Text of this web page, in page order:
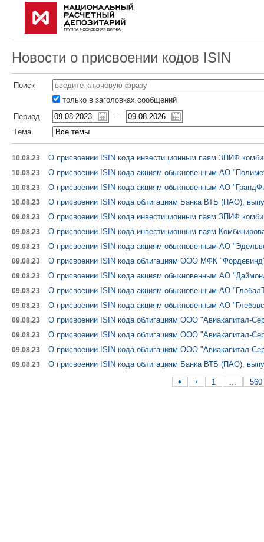
Новости о присвоении кодов ISIN
Поиск
только в заголовках сообщений
Период
—
Тема
10.08.23 О присвоении ISIN кода инвестиционным паям ЗПИФ
10.08.23 О присвоении ISIN кода акциям обыкновенным АО
10.08.23 О присвоении ISIN кода акциям обыкновенным АО
10.08.23 О присвоении ISIN кода облигациям Банка ВТБ (ПАО),
09.08.23 О присвоении ISIN кода инвестиционным паям ЗПИФ
09.08.23 О присвоении ISIN кода инвестиционным паям
09.08.23 О присвоении ISIN кода акциям обыкновенным АО
09.08.23 О присвоении ISIN кода облигациям ООО МФК
09.08.23 О присвоении ISIN кода акциям обыкновенным АО
09.08.23 О присвоении ISIN кода акциям обыкновенным АО
09.08.23 О присвоении ISIN кода акциям обыкновенным АО
09.08.23 О присвоении ISIN кода облигациям ООО "Авиакапитал-
09.08.23 О присвоении ISIN кода облигациям ООО "Авиакапитал-
09.08.23 О присвоении ISIN кода облигациям ООО "Авиакапитал-
09.08.23
О присвоении ISIN кода облигациям Банка ВТБ (ПАО),
1
... 560